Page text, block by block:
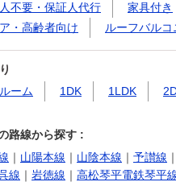
不要・保証人代行
家具付き
・高齢者向け
ルーフバルコ
ーム
1DK 1LDK
路線から探す :
｜ 山陽本線 ｜ 山陰本線 ｜ 予讃線 ｜
線 ｜ 岩徳線 ｜ 高松琴平電鉄琴平